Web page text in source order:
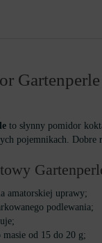
to słynny pomidor
pojemnikach. Dobre
amatorskiej uprawy;
podlewania;
od 15 do 20 g;